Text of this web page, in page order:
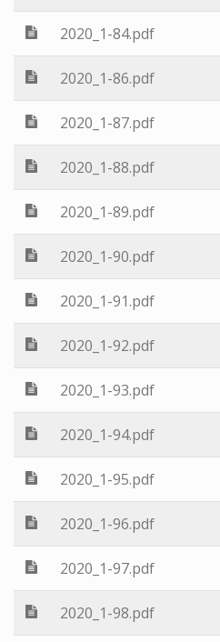
2020_1-84.pdf
2020_1-86.pdf
2020_1-87.pdf
2020_1-88.pdf
2020_1-89.pdf
2020_1-90.pdf
2020_1-91.pdf
2020_1-92.pdf
2020_1-93.pdf
2020_1-94.pdf
2020_1-95.pdf
2020_1-96.pdf
2020_1-97.pdf
2020_1-98.pdf